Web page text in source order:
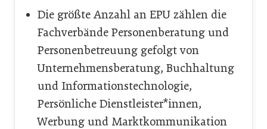
Die größte Anzahl an EPU zählen die
Fachverbände Personenberatung und
Personenbetreuung gefolgt von
Unternehmensberatung, Buchhaltung
und Informationstechnologie,
Persönliche Dienstleister*innen,
Werbung und Marktkommunikation